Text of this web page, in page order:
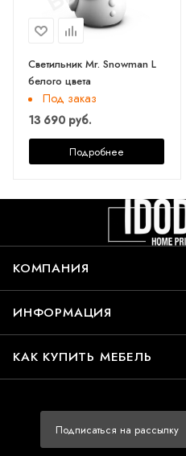
Светильник Mr. Snowman L
белого цвета
Под заказ
13 690 руб.
Подробнее
КОМПАНИЯ
ИНФОРМАЦИЯ
КАК КУПИТЬ МЕБЕЛЬ
Подписаться на рассылку